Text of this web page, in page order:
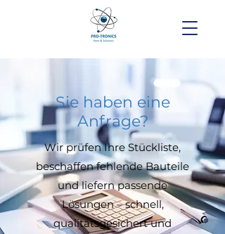
Sie haben eine
Anfrage?
Wir prüfen Ihre Stückliste,
beschaffen fehlende Bauteile
und liefern passende
Lösungen – schnell,
qualitätsgesichert und